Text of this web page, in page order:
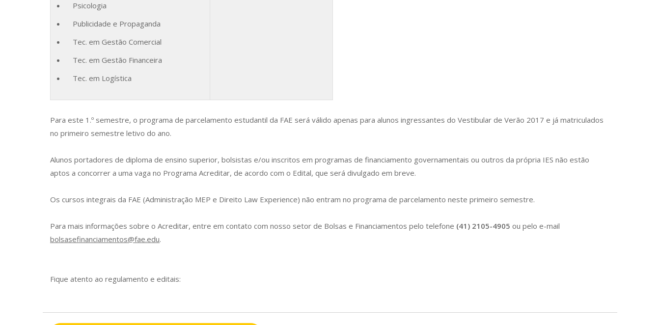
Psicologia
Publicidade e Propaganda
Tec. em Gestão Comercial
Tec. em Gestão Financeira
Tec. em Logística
Para este 1.º semestre, o programa de parcelamento estudantil da FAE será válido apenas para alunos ingressantes do Vestibular de Verão 2017 e já matriculados
no primeiro semestre letivo do ano.
Alunos portadores de diploma de ensino superior, bolsistas e/ou inscritos em programas de financiamento governamentais ou outros da própria IES não estão
aptos a concorrer a uma vaga no Programa Acreditar, de acordo com o Edital, que será divulgado em breve.
Os cursos integrais da FAE (Administração MEP e Direito Law Experience) não entram no programa de parcelamento neste primeiro semestre.
Para mais informações sobre o Acreditar, entre em contato com nosso setor de Bolsas e Financiamentos pelo telefone (41) 2105-4905 ou pelo e-mail
bolsasefinanciamentos@fae.edu.
Fique atento ao regulamento e editais: